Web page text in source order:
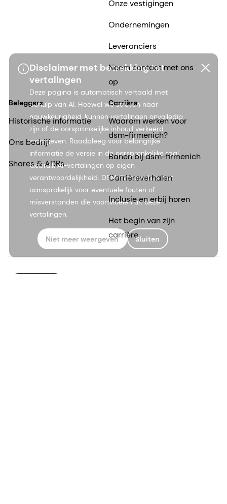
Disclaimer met betrekking tot
vertalingen
Deze pagina is automatisch vertaald met
behulp van AI. Hoewel we streven naar
nauwkeurigheid, kunnen vertalingen onvolledig
zijn of de oorspronkelijke inhoud verkeerd
weergeven. Raadpleeg voor belangrijke
informatie de versie in de oorspronkelijke taal.
Gebruik AI-vertalingen op eigen
verantwoordelijkheid. DSM-Firmenich is niet
aansprakelijk voor eventuele fouten of
misverstanden die voortvloeien uit deze
vertalingen.
Niet meer weergeven Sluiten
Onze vestigingen
Ondernemingen
Leveranciers
Neem contact met ons
op
Beleggers
Historische informatie
Ons bedrijf
Shares & ADRs
Carrière
Waarom werken voor
dsm-firmenich?
Banen bij dsm-firmenich
Carrièreverhalen
Inclusie en erbij horen
Het begin van zijn
carrière